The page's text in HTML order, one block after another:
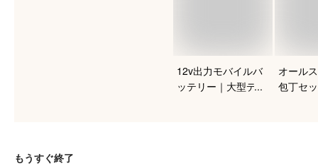
12v出力モバイルバ
ッテリー｜大型デバ
オール
包丁セ
もうすぐ終了